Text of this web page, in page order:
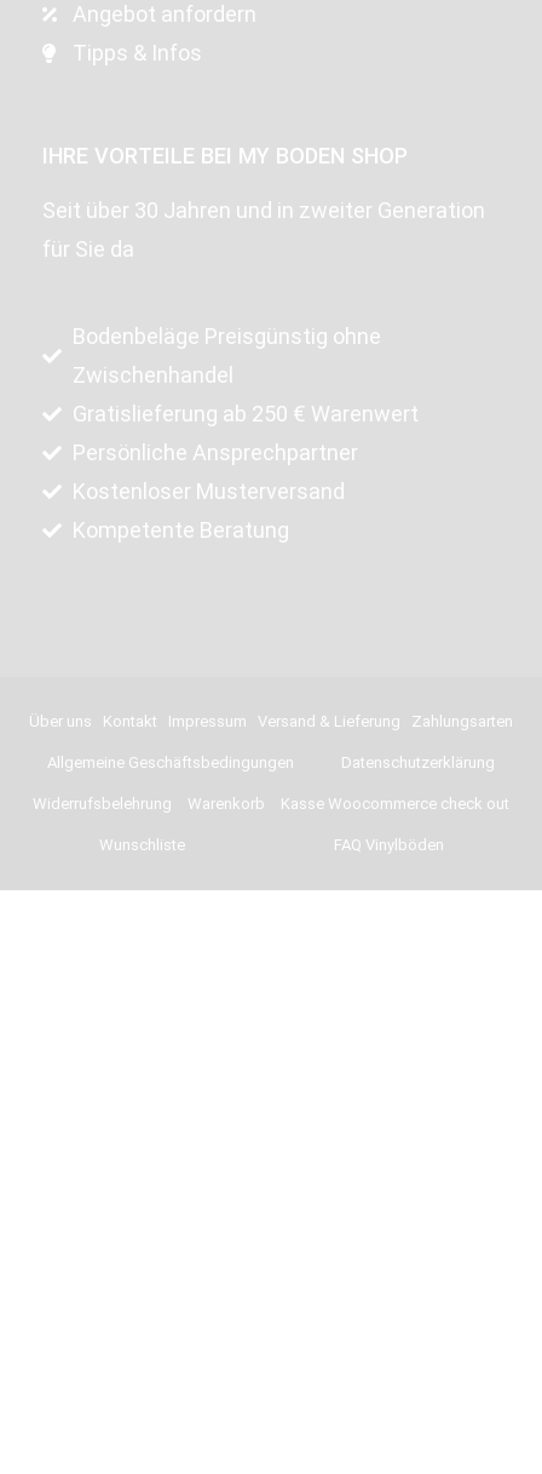
Angebot anfordern
Tipps & Infos
IHRE VORTEILE BEI MY BODEN SHOP
Seit über 30 Jahren und in zweiter Generation
für Sie da
Bodenbeläge Preisgünstig ohne
Zwischenhandel
Gratislieferung ab 250 € Warenwert
Persönliche Ansprechpartner
Kostenloser Musterversand
Kompetente Beratung
Über uns Kontakt Impressum Versand & Lieferung Zahlungsarten
Allgemeine Geschäftsbedingungen Datenschutzerklärung
Widerrufsbelehrung Warenkorb Kasse Woocommerce check out
Wunschliste FAQ Vinylböden